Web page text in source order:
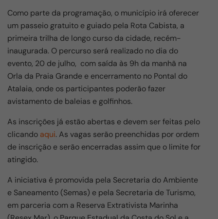
Como parte da programação, o município irá oferecer
um passeio gratuito e guiado pela Rota Cabista, a
primeira trilha de longo curso da cidade, recém-
inaugurada. O percurso será realizado no dia do
evento, 20 de julho, com saída às 9h da manhã na
Orla da Praia Grande e encerramento no Pontal do
Atalaia, onde os participantes poderão fazer
avistamento de baleias e golfinhos.
As inscrições já estão abertas e devem ser feitas pelo
clicando aqui. As vagas serão preenchidas por ordem
de inscrição e serão encerradas assim que o limite for
atingido.
A iniciativa é promovida pela Secretaria do Ambiente
e Saneamento (Semas) e pela Secretaria de Turismo,
em parceria com a Reserva Extrativista Marinha